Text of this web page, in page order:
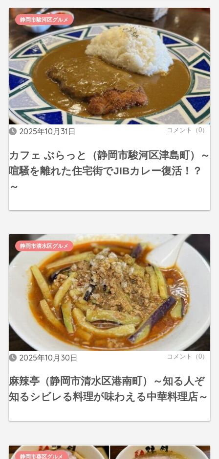
2025年10月31日 コメント（0）
カフェ ぶらっと（静岡市駿河区津島町）～
喧騒を離れた住宅街でJIBカレー復活！？
～
静岡市駿河区グルメ
2025年10月30日 コメント（0）
麻辣亭（静岡市清水区港南町）～知る人ぞ
知るシビレる料理が味わえる中華料理店～
静岡市清水区グルメ
静岡市葵区グルメ